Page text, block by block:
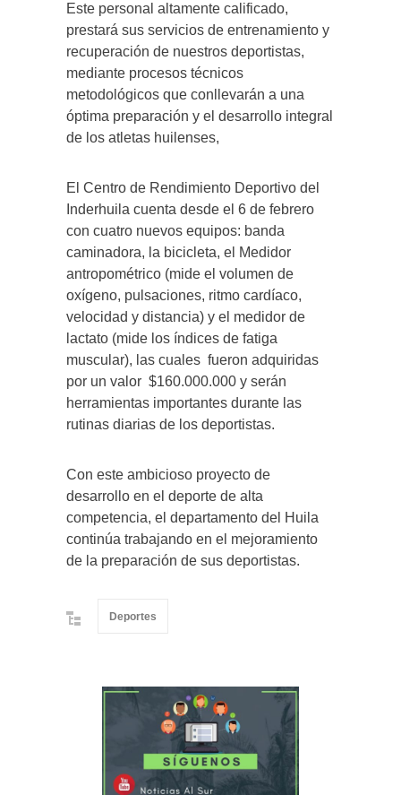
Este personal altamente calificado,
prestará sus servicios de entrenamiento y
recuperación de nuestros deportistas,
mediante procesos técnicos
metodológicos que conllevarán a una
óptima preparación y el desarrollo integral
de los atletas huilenses,
El Centro de Rendimiento Deportivo del
Inderhuila cuenta desde el 6 de febrero
con cuatro nuevos equipos: banda
caminadora, la bicicleta, el Medidor
antropométrico (mide el volumen de
oxígeno, pulsaciones, ritmo cardíaco,
velocidad y distancia) y el medidor de
lactato (mide los índices de fatiga
muscular), las cuales fueron adquiridas
por un valor $160.000.000 y serán
herramientas importantes durante las
rutinas diarias de los deportistas.
Con este ambicioso proyecto de
desarrollo en el deporte de alta
competencia, el departamento del Huila
continúa trabajando en el mejoramiento
de la preparación de sus deportistas.
Deportes